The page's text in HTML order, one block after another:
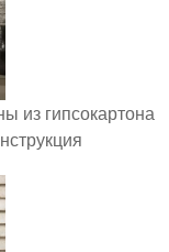
из гипсокартона